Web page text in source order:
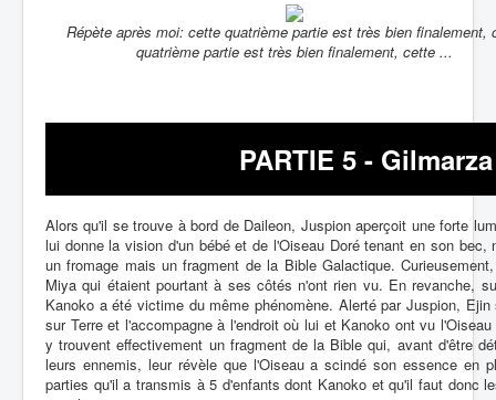
Répète après moi: cette quatrième partie est très bien finalement,
quatrième partie est très bien finalement, cette ...
PARTIE 5 -
Alors qu'il se trouve à bord de Daileon, Juspion aperçoit une forte
lui donne la vision d'un bébé et de l'Oiseau Doré tenant en son bec,
un fromage mais un fragment de la Bible Galactique.
Miya qui étaient pourtant à ses côtés n'ont rien vu. En revanche,
Kanoko a été victime du même phénomène. Alerté par Juspion, Ejin
sur Terre et l'accompagne à l'endroit où lui et Kanoko ont vu l'Oiseau
y trouvent effectivement un fragment de la Bible qui, avant d'être
leurs ennemis, leur révèle que l'Oiseau a scindé son essence en
parties qu'il a transmis à 5 d'enfants dont Kanoko et qu'il faut donc